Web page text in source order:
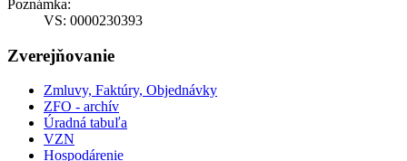
Poznámka:
VS: 0000230393
Zverejňovanie
Zmluvy, Faktúry, Objednávky
ZFO - archív
Úradná tabuľa
VZN
Hospodárenie